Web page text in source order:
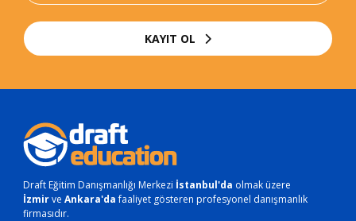
KAYIT OL
Draft Eğitim Danışmanlığı Merkezi İstanbul'da olmak üzere
İzmirve Ankara'dafaaliyet gösteren profesyonel danışmanlık
firmasıdır.